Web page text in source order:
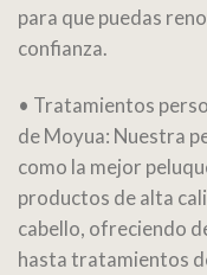
para que puedas
confianza.
• Tratamientos
de Moyua: Nuestra
como la mejor
productos de alta
cabello, ofreciendo
hasta tratamientos